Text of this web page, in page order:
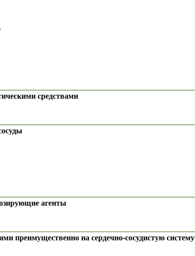
средствами
агенты
преимущественно на сердечно-сосудистую систему